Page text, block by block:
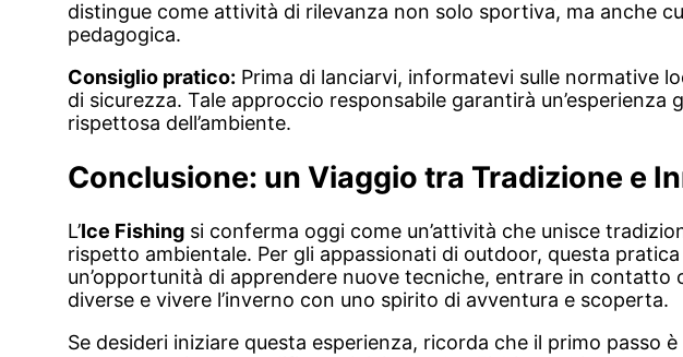
distingue come attività di rilevanza non solo sportiva, ma anche
pedagogica.
Consiglio pratico: Prima di lanciarvi, informatevi sulle normative
di sicurezza. Tale approccio responsabile garantirà un’esperienza
rispettosa dell’ambiente.
Conclusione: un Viaggio tra Tradizione e
L’Ice Fishing si conferma oggi come un’attività che unisce
rispetto ambientale. Per gli appassionati di outdoor, questa
un’opportunità di apprendere nuove tecniche, entrare in contatto
diverse e vivere l’inverno con uno spirito di avventura e scoperta.
Se desideri iniziare questa esperienza, ricorda che il primo passo